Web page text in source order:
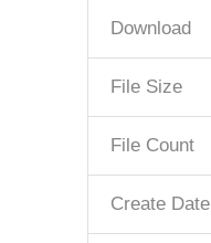
Download
File Size
File Count
Create Date